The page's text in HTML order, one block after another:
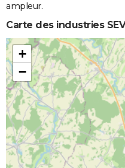
ampleur.
Carte des industries
+
−